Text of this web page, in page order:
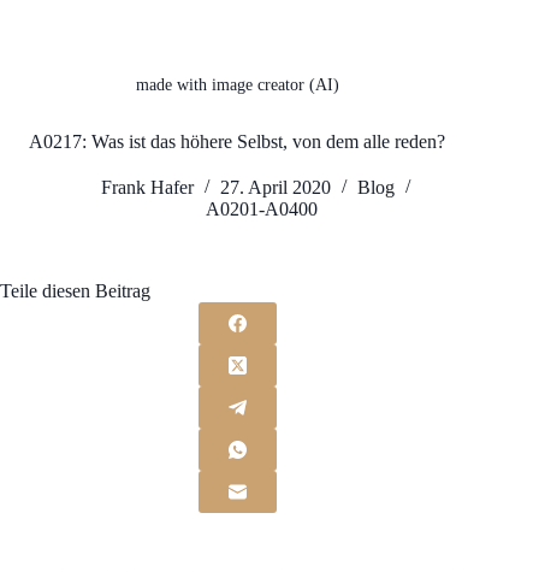
made with image creator (AI)
A0217: Was ist das höhere Selbst, von dem alle reden?
Frank Hafer 27. April 2020
Blog
A0201-A0400
Teile diesen Beitrag